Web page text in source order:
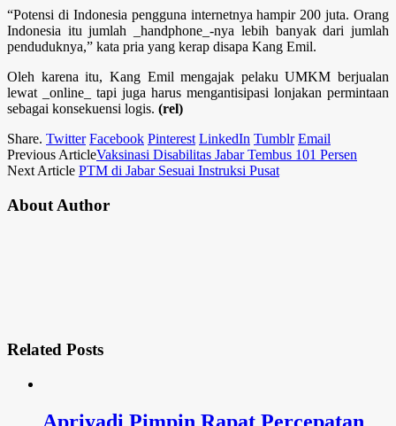
“Potensi di Indonesia pengguna internetnya hampir 200 juta. Orang
Indonesia itu jumlah _handphone_-nya lebih banyak dari jumlah
penduduknya,” kata pria yang kerap disapa Kang Emil.
Oleh karena itu, Kang Emil mengajak pelaku UMKM berjualan
lewat _online_ tapi juga harus mengantisipasi lonjakan permintaan
sebagai konsekuensi logis. (rel)
Share. Twitter Facebook Pinterest LinkedIn Tumblr Email
Previous ArticleVaksinasi Disabilitas Jabar Tembus 101 Persen
Next Article PTM di Jabar Sesuai Instruksi Pusat
About Author
Related Posts
Apriyadi Pimpin Rapat Percepatan